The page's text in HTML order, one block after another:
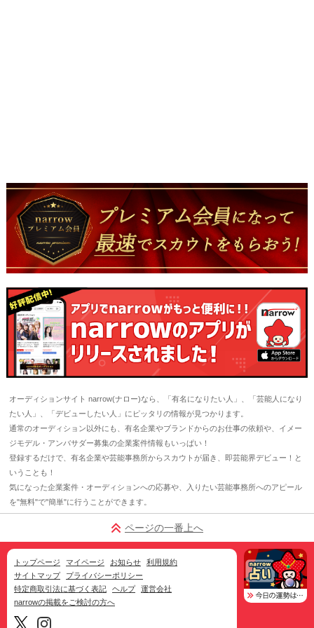
オーディションサイト narrow(ナロー)なら、「有名になりたい人」、「芸能人になり
たい人」、「デビューしたい人」にピッタリの情報が見つかります。
通常のオーディション以外にも、有名企業やブランドからのお仕事の依頼や、イメー
ジモデル・アンバサダー募集の企業案件情報もいっぱい！
登録するだけで、有名企業や芸能事務所からスカウトが届き、即芸能界デビュー！と
いうことも！
気になった企業案件・オーディションへの応募や、入りたい芸能事務所へのアピール
を"無料"で"簡単"に行うことができます。
ページの一番上へ
トップページ マイページ お知らせ
利用規約
サイトマップ
プライバシーポリシー
特定商取引法に基づく表記
ヘルプ
運営会社
narrowの掲載をご検討の方へ